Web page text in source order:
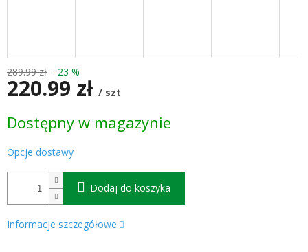
289.99 zł –23 %
220.99 zł / szt
jednostkowa:
Dostępny w magazynie
Opcje dostawy
Dodaj do koszyka
Informacje szczegółowe